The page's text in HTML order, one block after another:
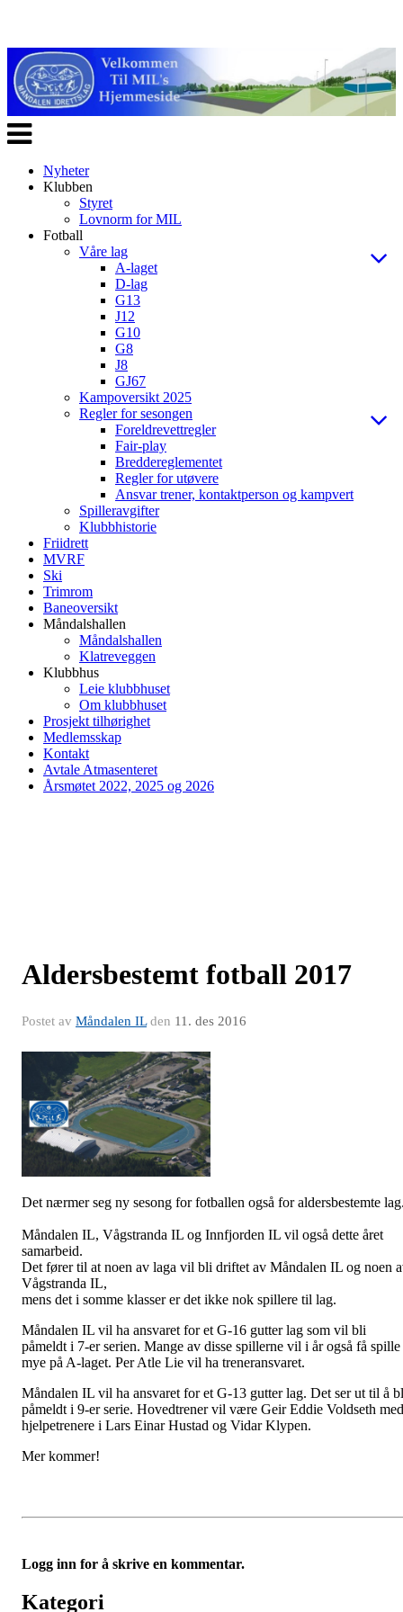
Veksle
navigasjon
Nyheter
Klubben
Styret
Lovnorm for MIL
Fotball
Våre lag
A-laget
D-lag
G13
J12
G10
G8
J8
GJ67
Kampoversikt 2025
Regler for sesongen
Foreldrevettregler
Fair-play
Breddereglementet
Regler for utøvere
Ansvar trener, kontaktperson og kampvert
Spilleravgifter
Klubbhistorie
Friidrett
MVRF
Ski
Trimrom
Baneoversikt
Måndalshallen
Måndalshallen
Klatreveggen
Klubbhus
Leie klubbhuset
Om klubbhuset
Prosjekt tilhørighet
Medlemsskap
Kontakt
Avtale Atmasenteret
Årsmøtet 2022, 2025 og 2026
Aldersbestemt fotball 2017
Postet av Måndalen ILden 11. des 2016
Det nærmer seg ny sesong for fotballen også for aldersbestemte
Måndalen IL, Vågstranda IL og Innfjorden IL vil også dette året
samarbeid.
Det fører til at noen av laga vil bli driftet av Måndalen IL og noen
Vågstranda IL,
mens det i somme klasser er det ikke nok spillere til lag.
Måndalen IL vil ha ansvaret for et G-16 gutter lag som vil bli
påmeldt i 7-er serien. Mange av disse spillerne vil i år også få spille
mye på A-laget. Per Atle Lie vil ha treneransvaret.
Måndalen IL vil ha ansvaret for et G-13 gutter lag. Det ser ut til å
påmeldt i 9-er serie. Hovedtrener vil være Geir Eddie Voldseth med
hjelpetrenere i Lars Einar Hustad og Vidar Klypen.
Mer kommer!
Logg inn for å skrive en kommentar.
Kategori